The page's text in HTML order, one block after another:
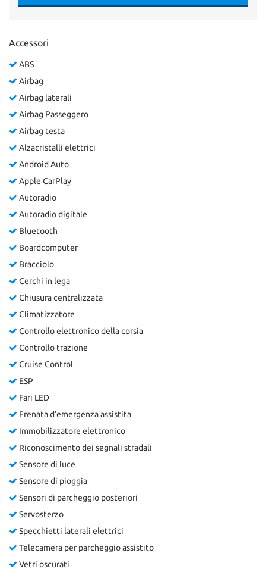
Accessori
ABS
Airbag
Airbag laterali
Airbag Passeggero
Airbag testa
Alzacristalli elettrici
Android Auto
Apple CarPlay
Autoradio
Autoradio digitale
Bluetooth
Boardcomputer
Bracciolo
Cerchi in lega
Chiusura centralizzata
Climatizzatore
Controllo elettronico della corsia
Controllo trazione
Cruise Control
ESP
Fari LED
Frenata d'emergenza assistita
Immobilizzatore elettronico
Riconoscimento dei segnali stradali
Sensore di luce
Sensore di pioggia
Sensori di parcheggio posteriori
Servosterzo
Specchietti laterali elettrici
Telecamera per parcheggio assistito
Vetri oscurati